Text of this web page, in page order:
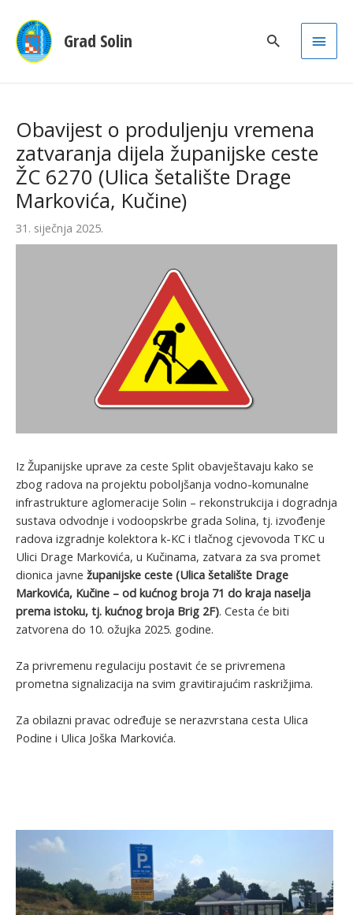
Grad Solin
Main
Obavijest o produljenju vremena
zatvaranja dijela županijske ceste
ŽC 6270 (Ulica šetalište Drage
Markovića, Kučine)
31. siječnja 2025.
Iz Županijske uprave za ceste Split obavještavaju kako se
zbog radova na projektu poboljšanja vodno-komunalne
infrastrukture aglomeracije Solin – rekonstrukcija i dogradnja
sustava odvodnje i vodoopskrbe grada Solina, tj. izvođenje
radova izgradnje kolektora k-KC i tlačnog cjevovoda TKC u
Ulici Drage Markovića, u Kučinama, zatvara za sva promet
dionica javne županijske ceste (Ulica šetalište Drage
Markovića, Kučine – od kućnog broja 71 do kraja naselja
prema istoku, tj. kućnog broja Brig 2F). Cesta će biti
zatvorena do 10. ožujka 2025. godine.
Za privremenu regulaciju postavit će se privremena
prometna signalizacija na svim gravitirajućim raskrižjima.
Za obilazni pravac određuje se nerazvrstana cesta Ulica
Podine i Ulica Joška Markovića.